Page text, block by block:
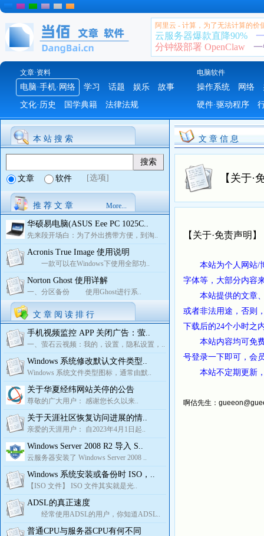
阿里云 - 计算，为了无法计算的价
云服务器爆款直降90%
分钟级部署 OpenClaw
文章·资料 电脑软件
电脑·手机·网络 学习 话题 娱乐
故事
文化·历史
国学典籍 法律法规
操作系统 网络
硬件·驱动程序
本 站 搜 索
文章 软件 [选项]
推 荐 文 章 More...
华硕易电脑(ASUS Eee PC 1025C..
先来段开场白：为了外出携带方便，到淘..
Acronis True Image 使用说明
一款可以在Windows下使用全部功..
Norton Ghost 使用详解
一、分区备份 使用Ghost进行系..
文 章 阅 读 排 行
手机视频监控 APP 关闭广告：萤..
一、萤石云视频：我的，设置，隐私设置，..
Windows 系统修改默认文件类型..
Windows 系统文件类型图标，通常由默..
关于华夏经纬网站关停的公告
尊敬的广大用户： 感谢您长久以来..
关于天涯社区恢复访问进展的情..
亲爱的天涯用户： 自2023年4月1日起..
Windows Server 2008 R2 导入 S..
云服务器安装了 Windows Server 2008 ..
Windows 系统安装或备份时 ISO，..
【ISO 文件】 ISO 文件其实就是光..
ADSL的真正速度
经常使用ADSL的用户，你知道ADSL..
普通CPU与服务器CPU有何不同
文 章 信 息
【关于·
【关于·免责声明】
本站为个人网站/博
字体等，大部分内容
本站提供的文章、
或者非法用途，否则
下载后的24个小时之
本站内容均可免费
号登录一下即可，会
本站不定期更新，
啊估先生：